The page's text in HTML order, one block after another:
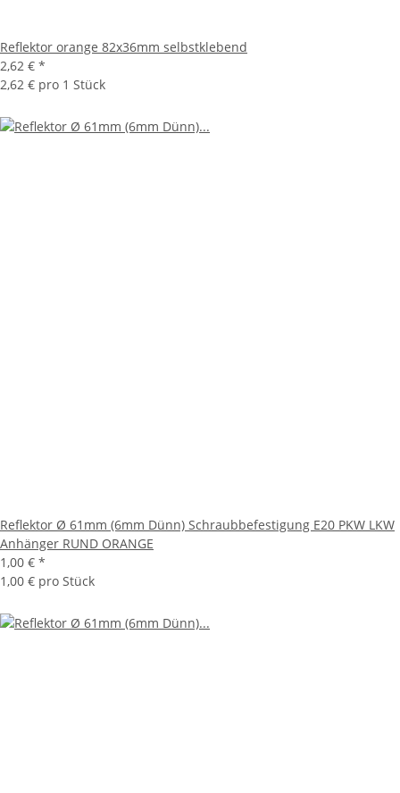
Reflektor orange 82x36mm selbstklebend
2,62 € *
2,62 € pro 1 Stück
Reflektor Ø 61mm (6mm Dünn) Schraubbefestigung E20 PKW LKW
Anhänger RUND ORANGE
1,00 € *
1,00 € pro Stück